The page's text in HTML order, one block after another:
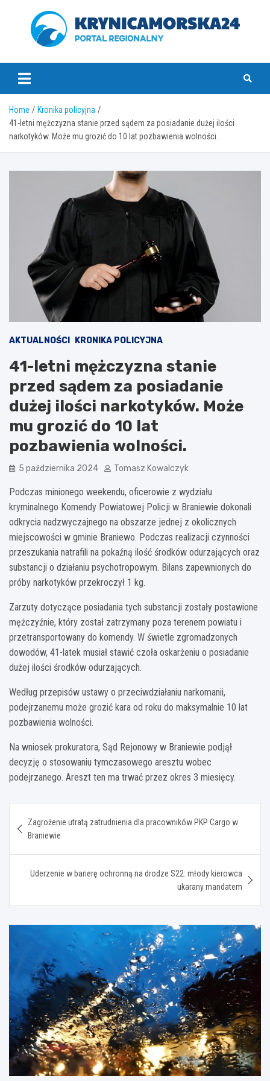
krynicamorska24.pl
Home
Kronika policyjna
41-letni mężczyzna stanie przed sądem za posiadanie dużej ilości
narkotyków. Może mu grozić do 10 lat pozbawienia wolności.
AKTUALNOŚCI KRONIKA POLICYJNA
41-letni mężczyzna stanie
przed sądem za posiadanie
dużej ilości narkotyków. Może
mu grozić do 10 lat
pozbawienia wolności.
5 października 2024 Tomasz Kowalczyk
Podczas minionego weekendu, oficerowie z wydziału
kryminalnego Komendy Powiatowej Policji w Braniewie dokonali
odkrycia nadzwyczajnego na obszarze jednej z okolicznych
miejscowości w gminie Braniewo. Podczas realizacji czynności
przeszukania natrafili na pokaźną ilość środków odurzających oraz
substancji o działaniu psychotropowym. Bilans zapewnionych do
próby narkotyków przekroczył 1 kg.
Zarzuty dotyczące posiadania tych substancji zostały postawione
mężczyźnie, który został zatrzymany poza terenem powiatu i
przetransportowany do komendy. W świetle zgromadzonych
dowodów, 41-latek musiał stawić czoła oskarżeniu o posiadanie
dużej ilości środków odurzających.
Według przepisów ustawy o przeciwdziałaniu narkomanii,
podejrzanemu może grozić kara od roku do maksymalnie 10 lat
pozbawienia wolności.
Na wniosek prokuratora, Sąd Rejonowy w Braniewie podjął
decyzję o stosowaniu tymczasowego aresztu wobec
podejrzanego. Areszt ten ma trwać przez okres 3 miesięcy.
wpisu
Zagrożenie utratą zatrudnienia dla pracowników PKP Cargo w
Braniewie
Uderzenie w barierę ochronną na drodze S22: młody kierowca
ukarany mandatem